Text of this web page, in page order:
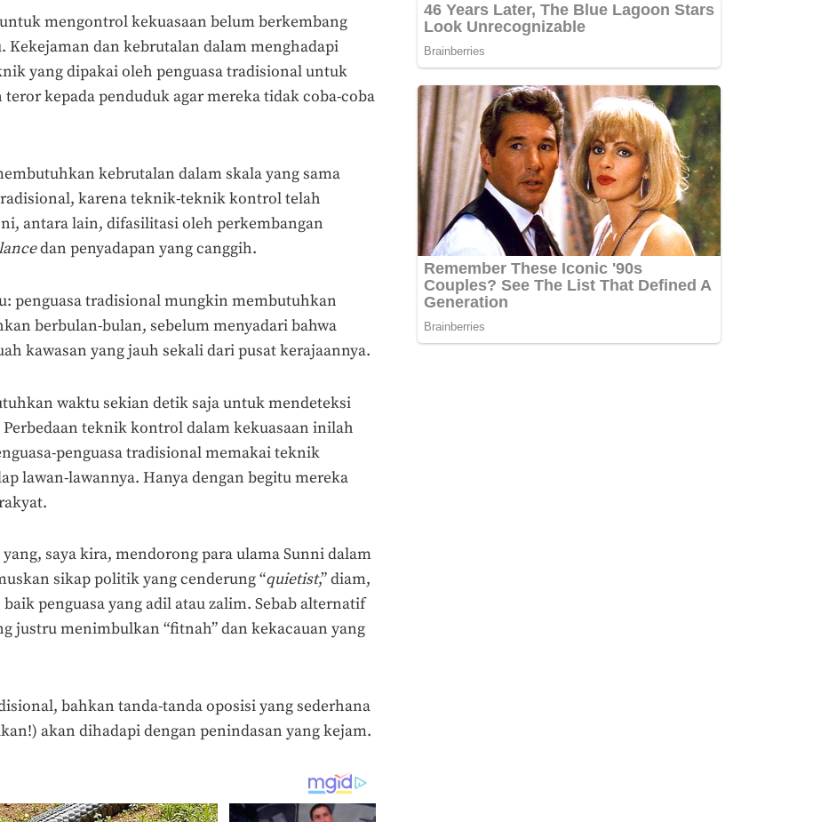
mengontrol kekuasaan belum berkembang
Kekejaman dan kebrutalan dalam menghadapi
yang dipakai oleh penguasa tradisional untuk
teror kepada penduduk agar mereka tidak coba-coba
kebrutalan dalam skala yang sama
karena teknik-teknik kontrol telah
antara lain, difasilitasi oleh perkembangan
dan penyadapan yang canggih.
penguasa tradisional mungkin membutuhkan
berbulan-bulan, sebelum menyadari bahwa
kawasan yang jauh sekali dari pusat kerajaannya.
waktu sekian detik saja untuk mendeteksi
teknik kontrol dalam kekuasaan inilah
penguasa tradisional memakai teknik
lawan-lawannya. Hanya dengan begitu mereka
saya kira, mendorong para ulama Sunni dalam
sikap politik yang cenderung “quietist,” diam,
penguasa yang adil atau zalim. Sebab alternatif
justru menimbulkan “fitnah” dan kekacauan yang
bahkan tanda-tanda oposisi yang sederhana
akan dihadapi dengan penindasan yang kejam.